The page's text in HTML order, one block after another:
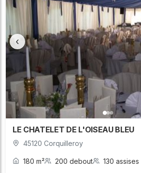
‹
LE CHATELET DE L'OISEAU BLEU
45120 Corquilleroy
180 m² 200 debout 130 assises